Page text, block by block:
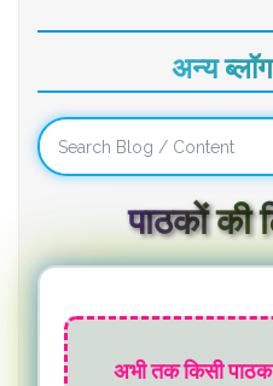
अन्य
पाठकों की
अभी तक किसी